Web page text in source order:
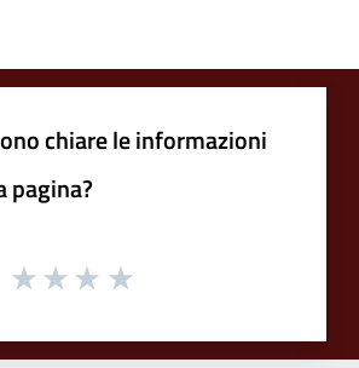
chiare le informazioni
pagina?